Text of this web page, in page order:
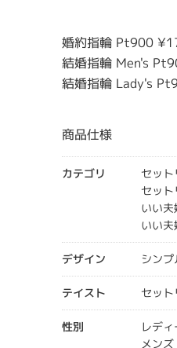
婚約指輪 Pt900
結婚指輪 Men's
結婚指輪 Lady's
商品仕様
カテゴリ
セッ
セッ
いい夫
いい
デザイン シンプ
テイスト セッ
性別
レディ
メンズ